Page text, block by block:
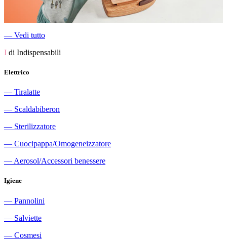
― Vedi tutto
I di Indispensabili
Elettrico
― Tiralatte
― Scaldabiberon
― Sterilizzatore
― Cuocipappa/Omogeneizzatore
― Aerosol/Accessori benessere
Igiene
― Pannolini
― Salviette
― Cosmesi